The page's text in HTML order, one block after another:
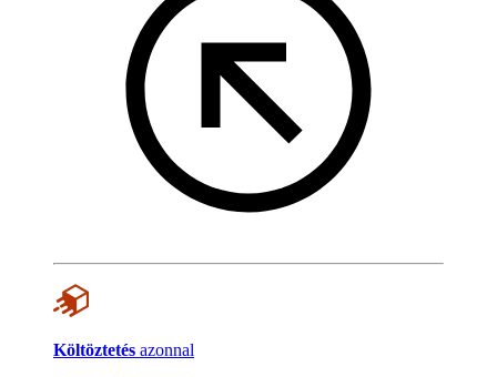
Költöztetés azonnal